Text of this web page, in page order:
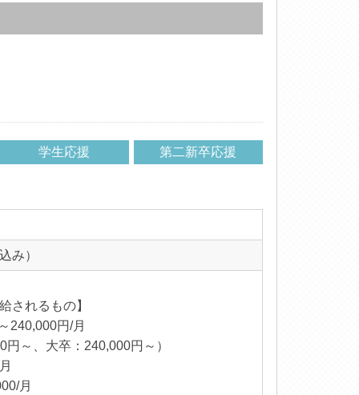
学生応援 第二新卒応援
み）
されるもの】
240,000円/月
～、大卒：240,000円～）
月